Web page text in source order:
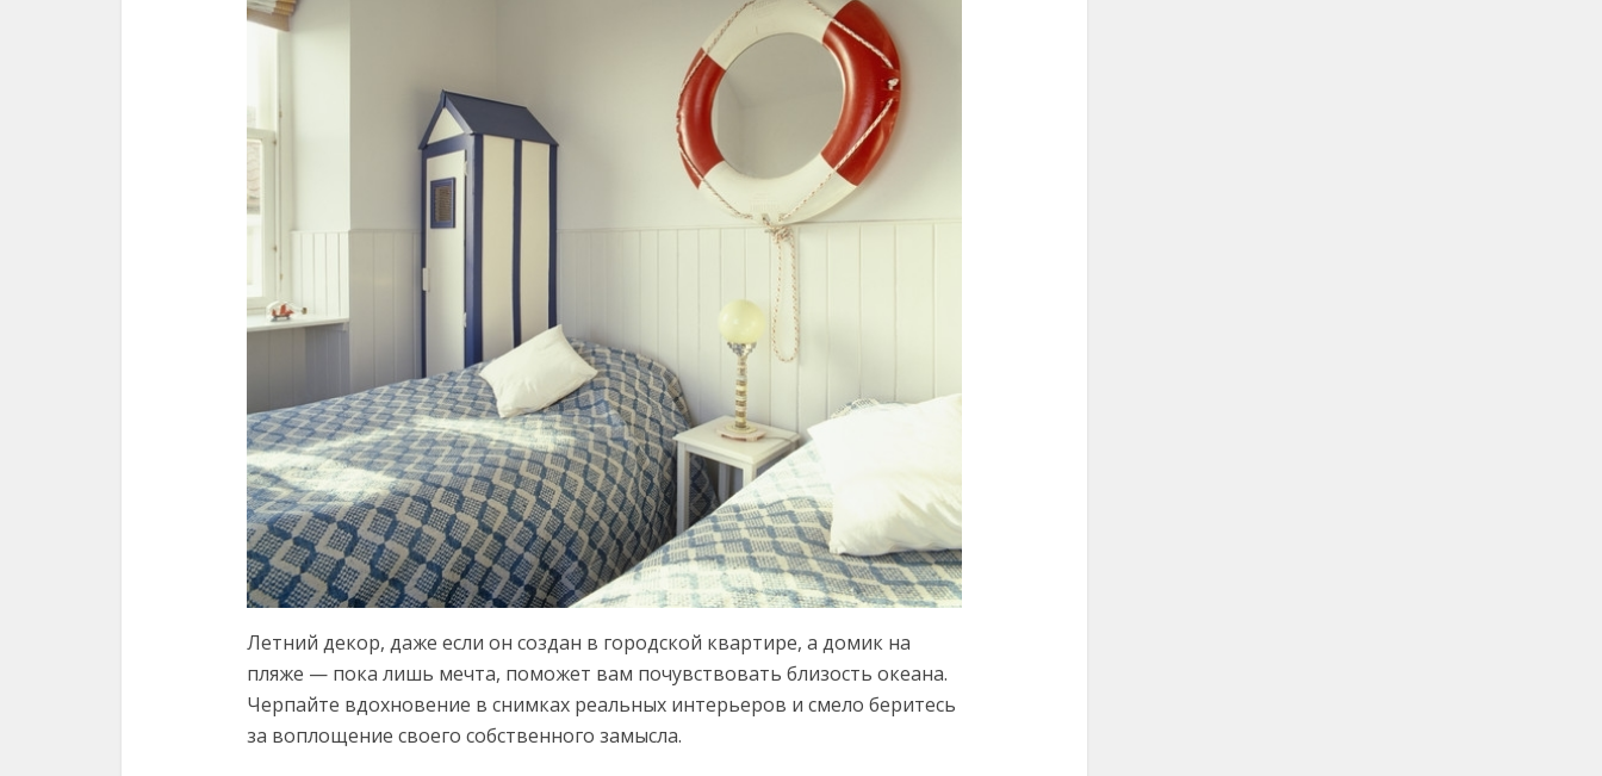
Летний декор, даже если он создан в городской квартире, а домик на
пляже — пока лишь мечта, поможет вам почувствовать близость океана.
Черпайте вдохновение в снимках реальных интерьеров и смело беритесь
за воплощение своего собственного замысла.